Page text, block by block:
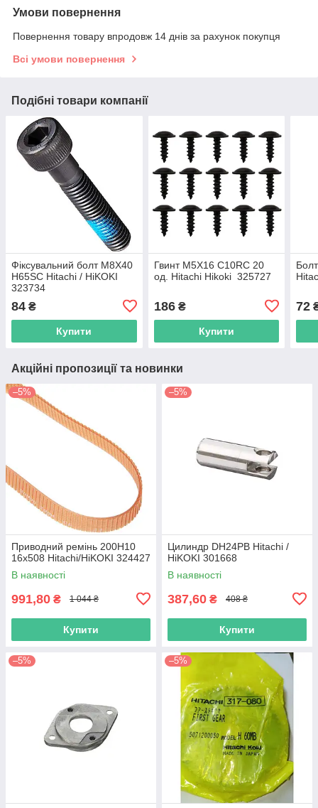
Умови повернення
Повернення товару впродовж 14 днів за рахунок покупця
Всі умови повернення
Подібні товари компанії
Фіксувальний болт М8Х40
H65SC Hitachi / HiKOKI
323734
84 ₴
Купити
Гвинт M5X16 C10RC 20
од. Hitachi Hikoki 325727
186₴
Купити
72
Акційні пропозиції та новинки
–5%
Приводний ремінь 200Н10
16х508 Hitachi/HiKOKI 324427
В наявності
991,80 ₴ 1 044 ₴
Купити
–5%
Цилиндр DH24PB Hitachi /
HiKOKI 301668
В наявності
387,60 ₴ 408 ₴
Купити
–5% –5%